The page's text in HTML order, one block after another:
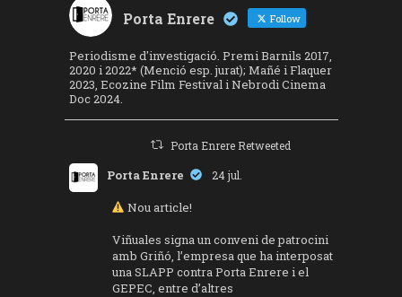
Porta Enrere Follow
Periodisme d'investigació. Premi Barnils 2017,
2020 i 2022* (Menció esp. jurat); Mañé i Flaquer
2023, Ecozine Film Festival i Nebrodi Cinema
Doc 2024.
Porta Enrere Retweeted
Porta Enrere 24 jul.
Nou article!
Viñuales signa un conveni de patrocini
amb Griñó, l’empresa que ha interposat
una SLAPP contra Porta Enrere i el
GEPEC, entre d’altres